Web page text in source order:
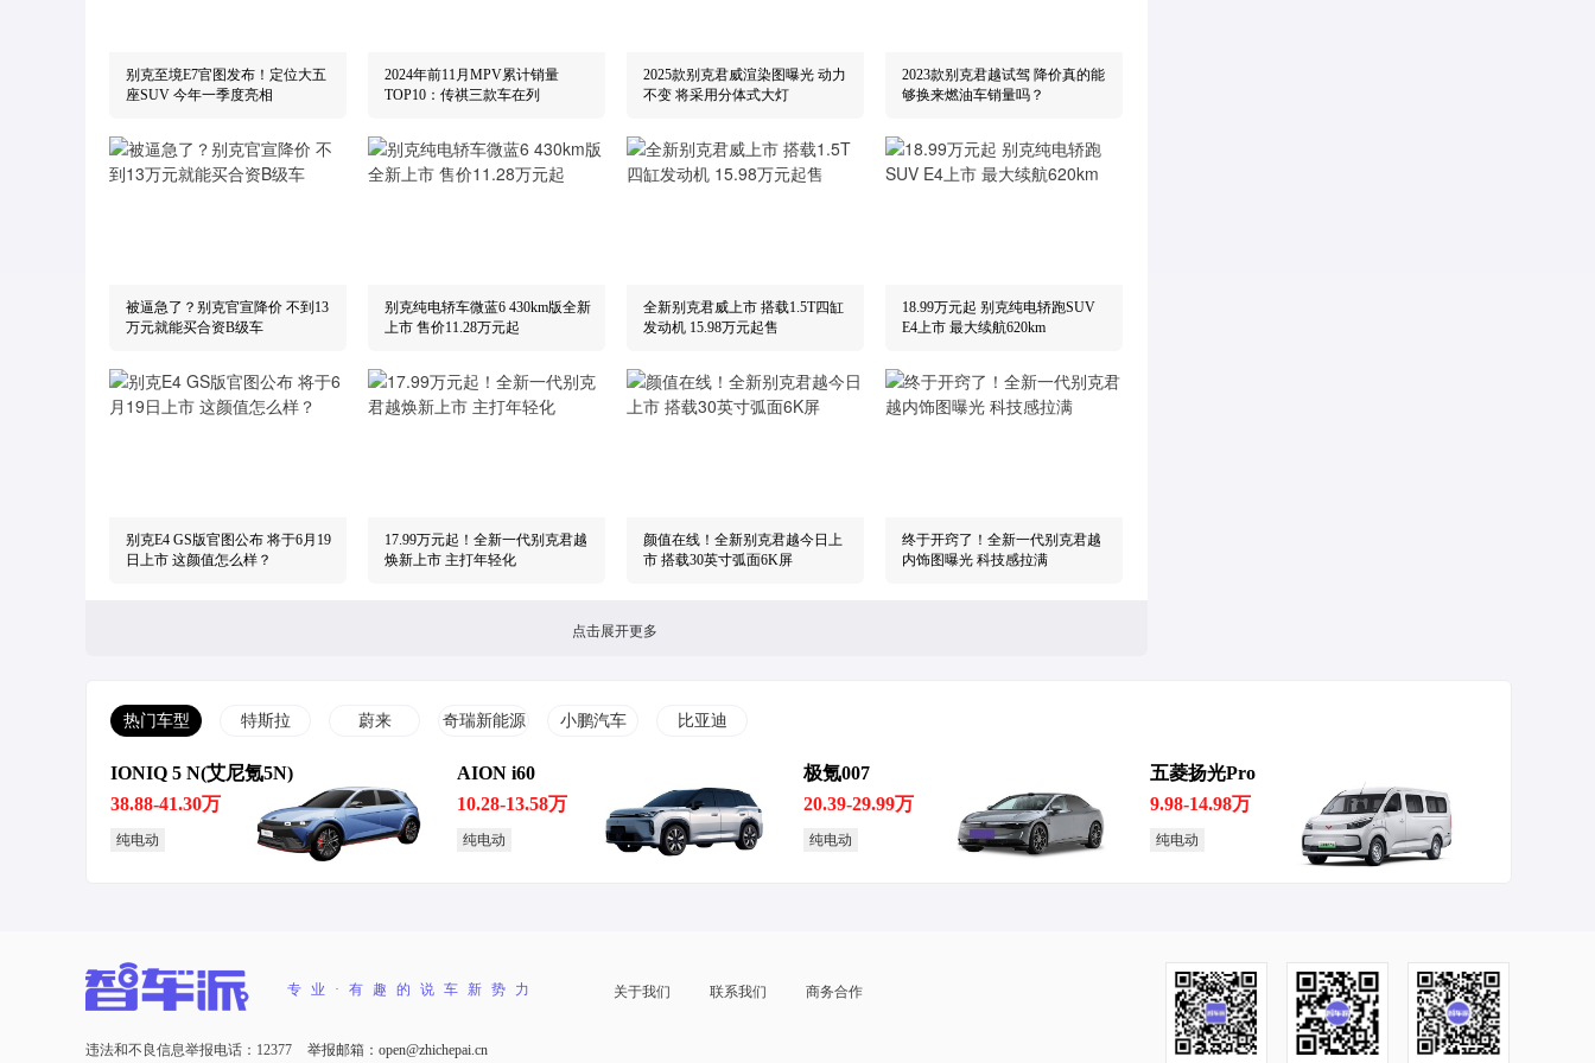
别克至境E7官图发布！定位大五
座SUV 今年一季度亮相
2024年前11月MPV累计销量
TOP10：传祺三款车在列
2025款别克君威渲染图曝光 动力
不变 将采用分体式大灯
2023款别克君越试驾 降价真的能
够换来燃油车销量吗？
被逼急了？别克官宣降价 不到13
万元就能买合资B级车
别克纯电轿车微蓝6 430km版全新
上市 售价11.28万元起
全新别克君威上市 搭载1.5T四缸
发动机 15.98万元起售
18.99万元起 别克纯电轿跑SUV
E4上市 最大续航620km
别克E4 GS版官图公布 将于6月19
日上市 这颜值怎么样？
17.99万元起！全新一代别克君越
焕新上市 主打年轻化
颜值在线！全新别克君越今日上
市 搭载30英寸弧面6K屏
终于开窍了！全新一代别克君越
内饰图曝光 科技感拉满
20.89万-27.89万元！别克E5正式
上市 最大续航620km
外形大变样！全新别克君越曝光
CT4+ET7=新君越？
中国首发！别克首款奥特能平台
电动汽车年底将亮相国内
新车正进行最后准备工作
对标丰田埃尔法！别克豪华MPV
点击展开更多
热门车型 特斯拉 蔚来 奇瑞新能源 小鹏汽车 比亚迪
IONIQ 5 N(艾尼氪5N)
38.88-41.30万
纯电动
AION i60
10.28-13.58万
纯电动
极氪007
20.39-29.99万
纯电动
五菱扬光Pro
9.98-14.98万
纯电动
专业·有趣的说车新势力 关于我们 联系我们 商务合作
违法和不良信息举报电话：12377 举报邮箱：open@zhichepai.cn